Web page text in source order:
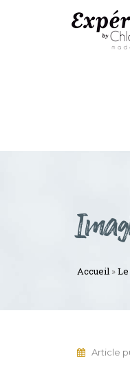
Accueil »
Article